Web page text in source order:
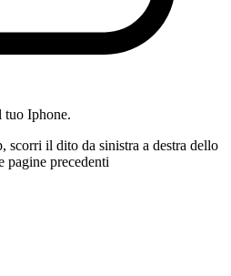
tuo Iphone.
scorri il dito da sinistra a destra dello
pagine precedenti